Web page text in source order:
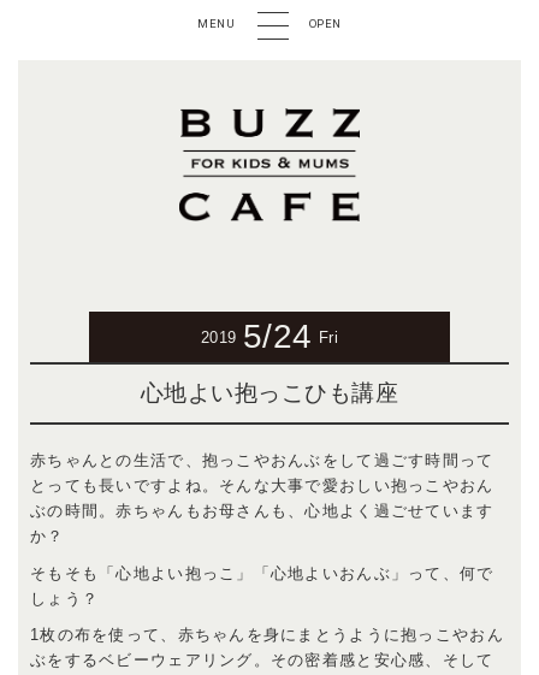
MENU OPEN
2019 5/24 Fri
心地よい抱っこひも講座
赤ちゃんとの生活で、抱っこやおんぶをして過ごす時間って
とっても長いですよね。そんな大事で愛おしい抱っこやおん
ぶの時間。赤ちゃんもお母さんも、心地よく過ごせています
か？
そもそも「心地よい抱っこ」「心地よいおんぶ」って、何で
しょう？
1枚の布を使って、赤ちゃんを身にまとうように抱っこやおん
ぶをするベビーウェアリング。その密着感と安心感、そして